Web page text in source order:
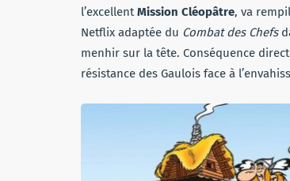
l’excellentMission Cléopâtre, va
Netflix adaptée du Combat des Chefs
menhir sur la tête. Conséquence
résistance des Gaulois face à